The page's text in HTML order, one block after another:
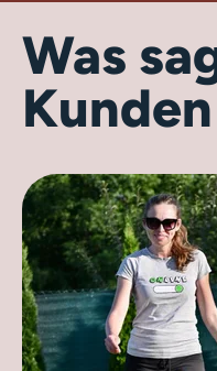
Was
Kunden